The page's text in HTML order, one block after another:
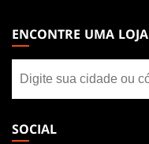
THE
GATHERING
FOOTER
ENCONTRE UMA LOJA
uma
loja
SOCIAL